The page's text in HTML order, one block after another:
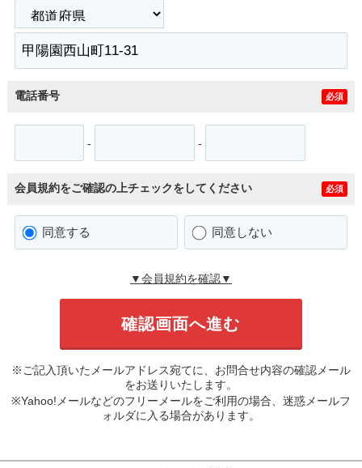
電話番号 必須
- -
会員規約をご確認の上チェックをしてください 必須
同意する 同意しない
▼会員規約を確認▼
※ご記入頂いたメールアドレス宛てに、お問合せ内容の確認メール
をお送りいたします。
※Yahoo!メールなどのフリーメールをご利用の場合、迷惑メールフ
ォルダに入る場合があります。